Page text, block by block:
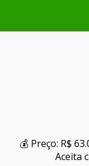
💰 Preço: R$
Aceita